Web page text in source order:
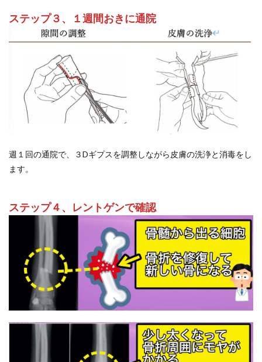
ステップ３、１週間おきに通院
週１回の通院で、３Dギプスを調整しながら皮膚の洗浄と消毒をし
ます。
ステップ４、レントゲンで確認